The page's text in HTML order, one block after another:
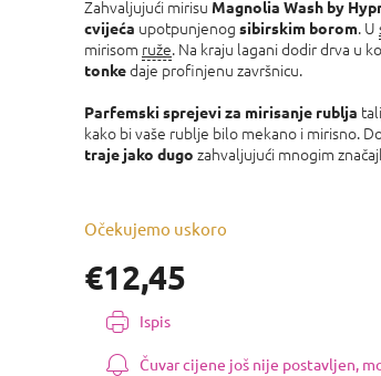
proizvoda
je
0,0
od
zvjezdica.
€12,45
cijenu:
Očekujemo uskoro
Zahvaljujući mirisu Magnolia Wash by
cvijeća upotpunjenog sibirskim borom. U
mirisom ruže. Na kraju lagani dodir drva u
tonkedaje profinjenu završnicu.
Parfemski sprejevi za mirisanje rublja
kako bi vaše rublje bilo mekano i mirisno.
traje jako dugo zahvaljujući mnogim
Ispis
Čuvar cijene još nije postavljen,